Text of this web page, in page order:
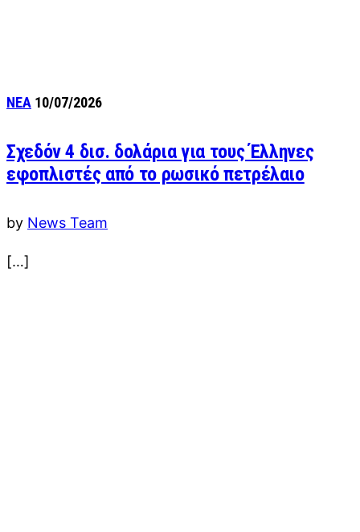
ΝΕΑ 10/07/2026
Σχεδόν 4 δισ. δολάρια για τους Έλληνες
εφοπλιστές από το ρωσικό πετρέλαιο
by News Team
[…]